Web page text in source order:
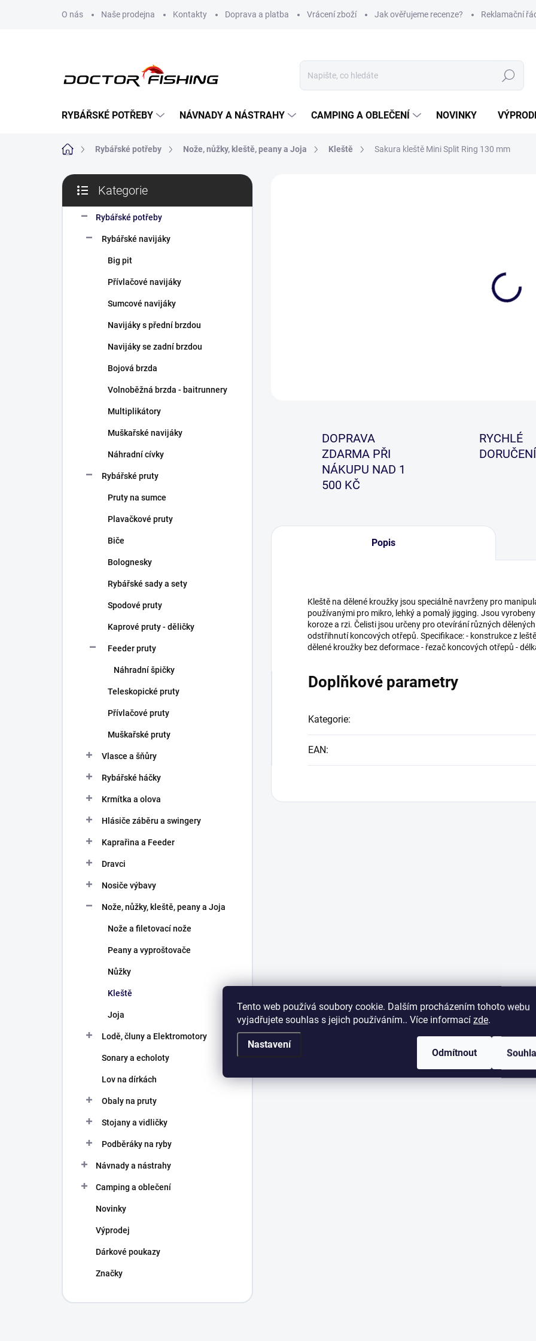
Tento web používá soubory cookie. Dalším procházením tohoto webu
vyjadřujete souhlas s jejich používáním.. Více informací zde.
Nastavení
Odmítnout
O nás Naše prodejna Kontakty Doprava a platba Vrácení zboží Jak ověřujeme recenze? Reklamační
Hledat
RYBÁŘSKÉ POTŘEBY NÁVNADY A NÁSTRAHY CAMPING A OBLEČENÍ NOVINKY
Domů Rybářské potřeby Nože, nůžky, kleště, peany a Joja Kleště Sakura kleště Mini Split Ring 130 mm
P
s
kategorie
Kategorie
Rybářské potřeby
Rybářské navijáky
Big pit
Přívlačové navijáky
Sumcové navijáky
Navijáky s přední brzdou
Navijáky se zadní brzdou
Bojová brzda
Volnoběžná brzda - baitrunnery
Multiplikátory
Muškařské navijáky
Náhradní cívky
Rybářské pruty
Pruty na sumce
Plavačkové pruty
Biče
Bolognesky
Rybářské sady a sety
Spodové pruty
Kaprové pruty - děličky
Feeder pruty
Náhradní špičky
Teleskopické pruty
Přívlačové pruty
Muškařské pruty
Vlasce a šňůry
Rybářské háčky
Krmítka a olova
Hlásiče záběru a swingery
Kaprařina a Feeder
Dravci
Nosiče výbavy
Nože, nůžky, kleště, peany a Joja
Nože a filetovací nože
Peany a vyproštovače
Nůžky
Kleště
Joja
Lodě, čluny a Elektromotory
Sonary a echoloty
Lov na dírkách
Obaly na pruty
Stojany a vidličky
Podběráky na ryby
Návnady a nástrahy
Camping a oblečení
Novinky
Výprodej
Dárkové poukazy
Značky
DOPRAVA
ZDARMA PŘI
NÁKUPU NAD 1
500 KČ
RYCHLÉ
DORUČENÍ
Popis
Kleště na dělené kroužky jsou speciálně navrženy pro
používanými pro mikro, lehký a pomalý jigging. Jsou
koroze a rzi. Čelisti jsou určeny pro otevírání různých
odstřihnutí koncových otřepů. Specifikace: - konstrukce z
dělené kroužky bez deformace - řezač koncových otřepů -
Doplňkové parametry
Kategorie:
EAN: